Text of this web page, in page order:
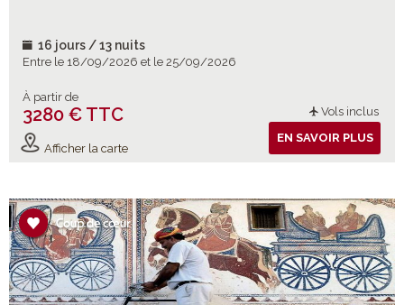
16 jours / 13 nuits
Entre le 18/09/2026 et le 25/09/2026
À partir de
3280 € TTC Vols inclus
Afficher la carte
EN SAVOIR PLUS